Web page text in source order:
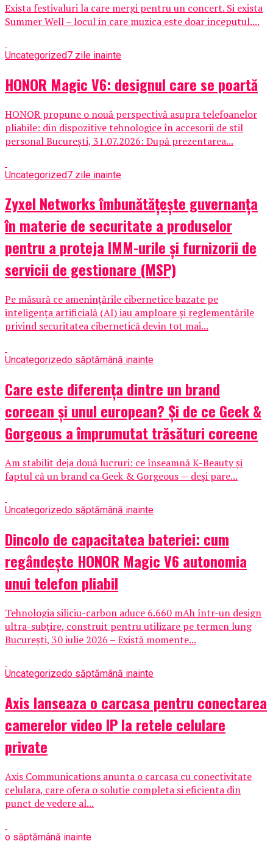
Exista festivaluri la care mergi pentru un concert. Si exista
Summer Well – locul in care muzica este doar inceputul....
Uncategorized7 zile inainte
HONOR Magic V6: designul care se poartă
HONOR propune o nouă perspectivă asupra telefoanelor
pliabile: din dispozitive tehnologice în accesorii de stil
personal București, 31.07.2026: După prezentarea...
Uncategorized7 zile inainte
Zyxel Networks îmbunătățește guvernanța
în materie de securitate a produselor
pentru a proteja IMM-urile și furnizorii de
servicii de gestionare (MSP)
Pe măsură ce amenințările cibernetice bazate pe
inteligența artificială (AI) iau amploare și reglementările
privind securitatea cibernetică devin tot mai...
Uncategorizedo săptămână inainte
Care este diferența dintre un brand
coreean și unul european? Și de ce Geek &
Gorgeous a împrumutat trăsături coreene
Am stabilit deja două lucruri: ce înseamnă K-Beauty și
faptul că un brand ca Geek & Gorgeous — deși pare...
Uncategorizedo săptămână inainte
Dincolo de capacitatea bateriei: cum
regândește HONOR Magic V6 autonomia
unui telefon pliabil
Tehnologia siliciu-carbon aduce 6.660 mAh într-un design
ultra-subțire, construit pentru utilizare pe termen lung
București, 30 iulie 2026 – Există momente...
Uncategorizedo săptămână inainte
Axis lanseaza o carcasa pentru conectarea
camerelor video IP la retele celulare
private
Axis Communications anunta o carcasa cu conectivitate
celulara, care ofera o solutie completa si eficienta din
punct de vedere al...
o săptămână inainte